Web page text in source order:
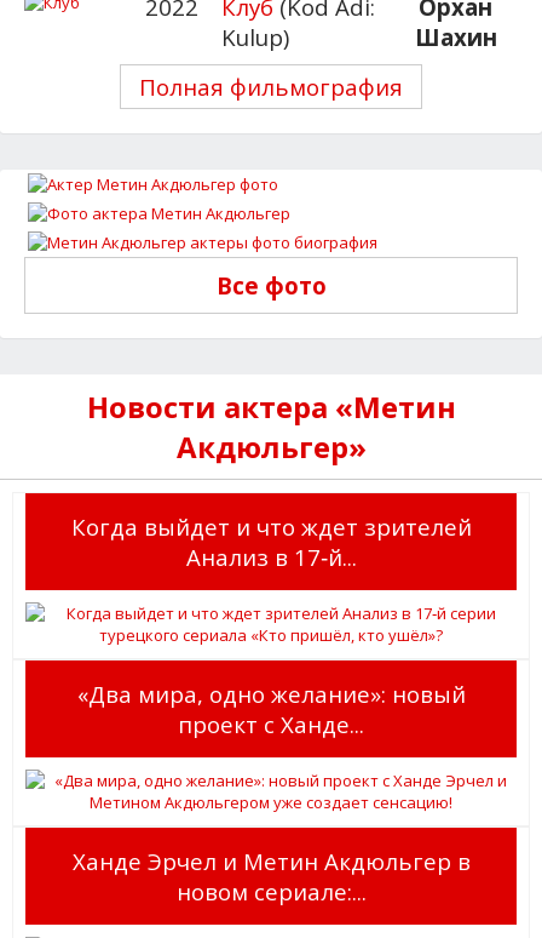
2022 Клуб (Kod Adi:
Kulup)
Орхан
Шахин
Полная фильмография
Все фото
Новости актера «Метин
Акдюльгер»
Когда выйдет и что ждет зрителей
Анализ в 17‑й...
«Два мира, одно желание»: новый
проект с Ханде...
Ханде Эрчел и Метин Акдюльгер в
новом сериале:...